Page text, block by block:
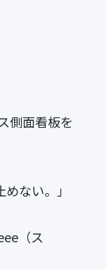
側面看板を
ない。」
（ス